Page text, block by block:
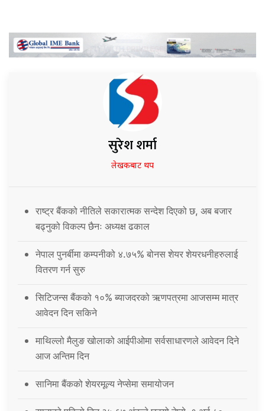
सुरेश शर्मा
लेखकबाट थप
राष्ट्र बैंकको नीतिले सकारात्मक सन्देश दिएको छ, अब बजार
बढ्नुको विकल्प छैनः अध्यक्ष ढकाल
नेपाल पुनर्बीमा कम्पनीको ४.७५% बोनस शेयर शेयरधनीहरुलाई
वितरण गर्न सुरु
सिटिजन्स बैंकको १०% ब्याजदरको ऋणपत्रमा आजसम्म मात्र
आवेदन दिन सकिने
माथिल्लो मैलुङ खोलाको आईपीओमा सर्वसाधारणले आवेदन दिने
आज अन्तिम दिन
सानिमा बैंकको शेयरमूल्य नेप्सेमा समायोजन